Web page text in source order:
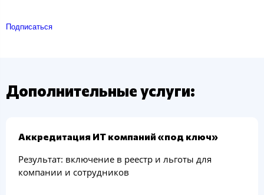
Подписаться
Дополнительные услуги:
Аккредитация ИТ компаний «под ключ»
Результат: включение в реестр и льготы для
компании и сотрудников